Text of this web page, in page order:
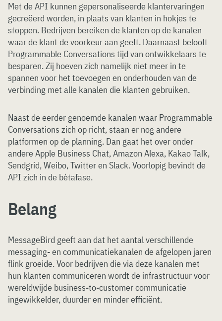
Met de API kunnen gepersonaliseerde klantervaringen
gecreëerd worden, in plaats van klanten in hokjes te
stoppen. Bedrijven bereiken de klanten op de kanalen
waar de klant de voorkeur aan geeft. Daarnaast belooft
Programmable Conversations tijd van ontwikkelaars te
besparen. Zij hoeven zich namelijk niet meer in te
spannen voor het toevoegen en onderhouden van de
verbinding met alle kanalen die klanten gebruiken.
Naast de eerder genoemde kanalen waar Programmable
Conversations zich op richt, staan er nog andere
platformen op de planning. Dan gaat het over onder
andere Apple Business Chat, Amazon Alexa, Kakao Talk,
Sendgrid, Weibo, Twitter en Slack. Voorlopig bevindt de
API zich in de bètafase.
Belang
MessageBird geeft aan dat het aantal verschillende
messaging- en communicatiekanalen de afgelopen jaren
flink groeide. Voor bedrijven die via deze kanalen met
hun klanten communiceren wordt de infrastructuur voor
wereldwijde business-to-customer communicatie
ingewikkelder, duurder en minder efficiënt.